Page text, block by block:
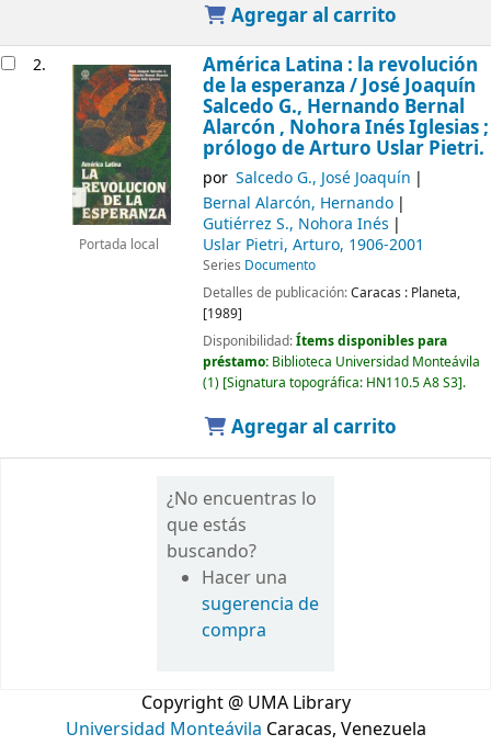
Agregar al carrito
2.
Portada local
América Latina : la revolución
de la esperanza /José Joaquín
Salcedo G., Hernando Bernal
Alarcón , Nohora Inés Iglesias ;
prólogo de Arturo Uslar Pietri.
por Salcedo G., José Joaquín
Bernal Alarcón, Hernando
Gutiérrez S., Nohora Inés
Uslar Pietri, Arturo, 1906-2001
Series Documento
Detalles de publicación:Caracas : Planeta,
[1989]
Disponibilidad:Ítems disponibles para
préstamo: Biblioteca Universidad Monteávila
(1) Signatura topográfica: HN110.5 A8 S3 .
Agregar al carrito
¿No encuentras lo
que estás
buscando?
Hacer una
sugerencia de
compra
Copyright @ UMA Library
Universidad Monteávila Caracas, Venezuela